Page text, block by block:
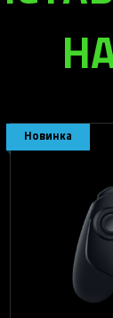
Новинка